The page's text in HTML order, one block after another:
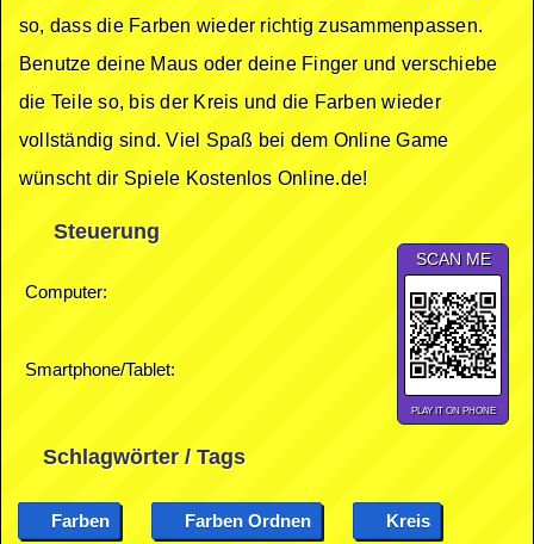
so, dass die Farben wieder richtig zusammenpassen.
Benutze deine Maus oder deine Finger und verschiebe
die Teile so, bis der Kreis und die Farben wieder
vollständig sind. Viel Spaß bei dem Online Game
wünscht dir Spiele Kostenlos Online.de!
Steuerung
Computer:
Smartphone/Tablet:
SCAN ME
PLAY IT ON PHONE
Schlagwörter / Tags
Farben Farben Ordnen Kreis